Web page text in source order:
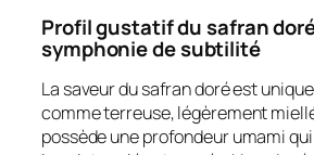
Profil gustatif du safran
symphonie de subtilité
La saveur du safran doré est
comme terreuse, légèrement
possède une profondeur umami